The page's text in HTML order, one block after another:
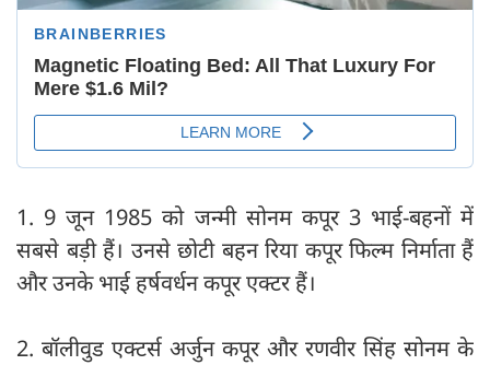
1. 9 जून 1985 को जन्मी सोनम कपूर 3 भाई-बहनों में
सबसे बड़ी हैं। उनसे छोटी बहन रिया कपूर फिल्म निर्माता हैं
और उनके भाई हर्षवर्धन कपूर एक्टर हैं।
2. बॉलीवुड एक्टर्स अर्जुन कपूर और रणवीर सिंह सोनम के